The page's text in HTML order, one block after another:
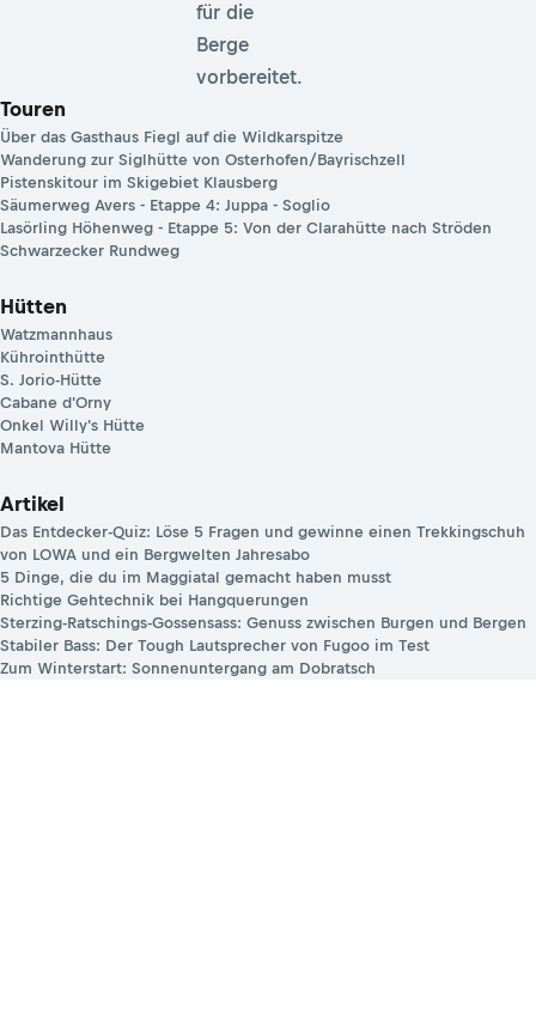
für die
Berge
vorbereitet.
Touren
Über das Gasthaus Fiegl auf die Wildkarspitze
Wanderung zur Siglhütte von Osterhofen/Bayrischzell
Pistenskitour im Skigebiet Klausberg
Säumerweg Avers - Etappe 4: Juppa - Soglio
Lasörling Höhenweg - Etappe 5: Von der Clarahütte nach Ströden
Schwarzecker Rundweg
Hütten
Watzmannhaus
Kührointhütte
S. Jorio-Hütte
Cabane d'Orny
Onkel Willy's Hütte
Mantova Hütte
Artikel
Das Entdecker-Quiz: Löse 5 Fragen und gewinne einen Trekkingschuh
von LOWA und ein Bergwelten Jahresabo
5 Dinge, die du im Maggiatal gemacht haben musst
Richtige Gehtechnik bei Hangquerungen
Sterzing-Ratschings-Gossensass: Genuss zwischen Burgen und Bergen
Stabiler Bass: Der Tough Lautsprecher von Fugoo im Test
Zum Winterstart: Sonnenuntergang am Dobratsch